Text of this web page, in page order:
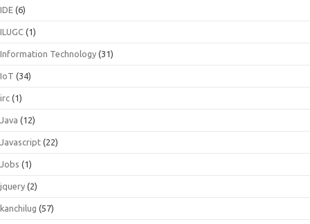
IDE (6)
ILUGC (1)
Information Technology (31)
IoT (34)
irc (1)
Java (12)
Javascript (22)
Jobs (1)
jquery (2)
kanchilug (57)